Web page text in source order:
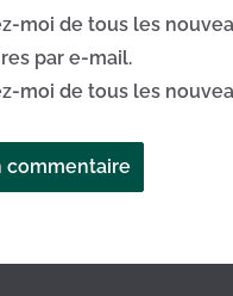
moi de tous les
par e-mail.
moi de tous les